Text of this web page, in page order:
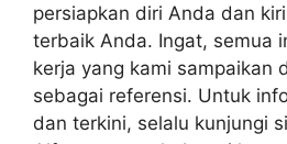
persiapkan diri Anda dan
terbaik Anda. Ingat, semua
kerja yang kami sampaikan
sebagai referensi. Untuk
dan terkini, selalu kunjungi